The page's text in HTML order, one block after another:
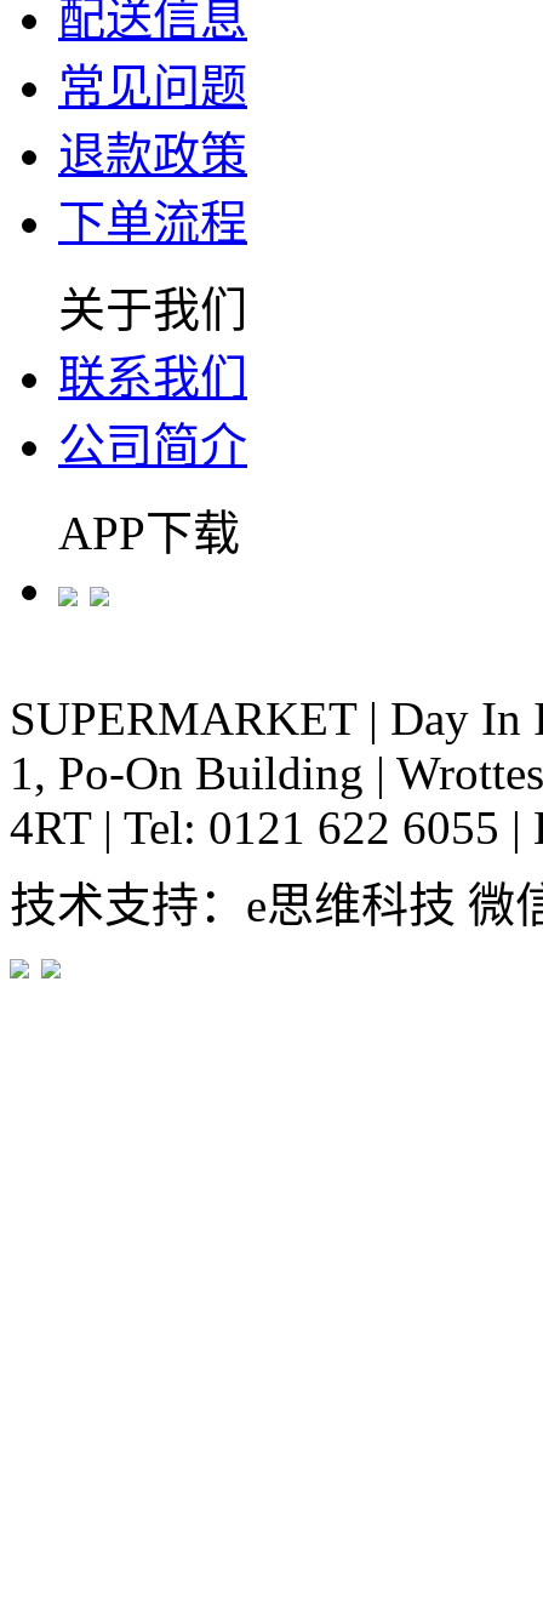
配送信息
常见问题
退款政策
下单流程
关于我们
联系我们
公司简介
APP下载
SUPERMARKET | Day In
1, Po-On Building |
4RT | Tel: 0121 622 6055 |
技术支持：e思维科技 微